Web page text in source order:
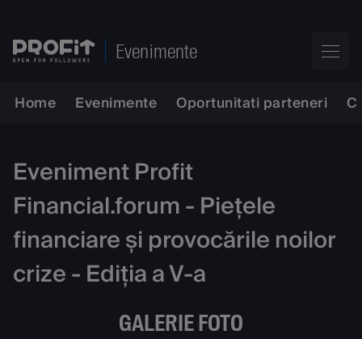
Evenimente
Home Evenimente Oportunitati parteneri
Eveniment Profit
Financial.forum - Piețele
financiare și provocările noilor
crize - Ediția a V-a
GALERIE FOTO